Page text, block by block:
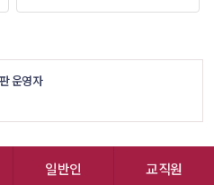
운영자
일반인 교직원